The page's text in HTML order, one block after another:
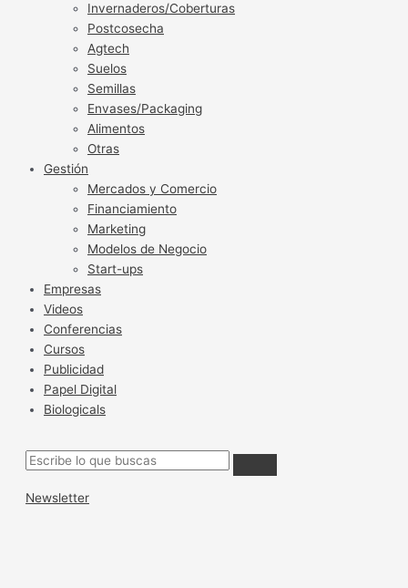
Invernaderos/Coberturas
Postcosecha
Agtech
Suelos
Semillas
Envases/Packaging
Alimentos
Otras
Gestión
Mercados y Comercio
Financiamiento
Marketing
Modelos de Negocio
Start-ups
Empresas
Videos
Conferencias
Cursos
Publicidad
Papel Digital
Biologicals
Newsletter